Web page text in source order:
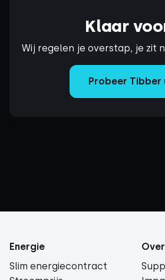
Klaar
Wij regelen je overstap, je zit
Probeer Tibber
Energie
Slim energiecontract